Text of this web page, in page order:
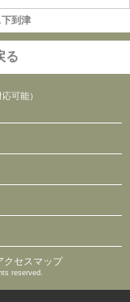
到津
る
可能）
クセスマップ
reserved.